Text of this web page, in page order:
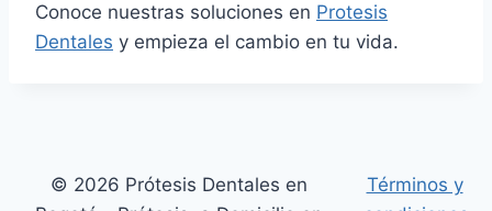
Conoce nuestras soluciones en Protesis
Dentales y empieza el cambio en tu vida.
© 2026 Prótesis Dentales en
Términos y